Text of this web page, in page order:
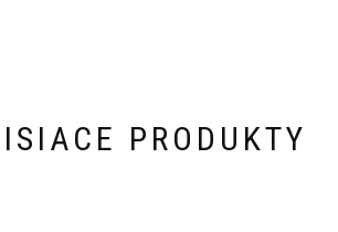
PRODUKTY